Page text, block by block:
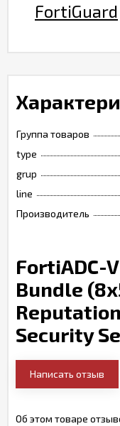
FortiGuard
Группа товаров
type
grup
line
Производитель
FortiADC-
Bundle
Security
Написать отзыв
Об этом товаре